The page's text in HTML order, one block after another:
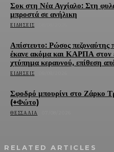
Σοκ στη Νέα Αγχίαλο: Στη
μπροστά σε ανήλικη
ΕΙΔΉΣΕΙΣ
Απίστευτο: Ρώσος πεζοναύτης
έκανε ακόμα και ΚΑΡΠΑ στον
χτύπημα κεραυνού, επίθεση
ΕΙΔΉΣΕΙΣ
Σφοδρό μπουρίνι στο Ζάρκο
(+Φώτο)
ΘΕΣΣΑΛΊΑ
RELATED ARTICLES